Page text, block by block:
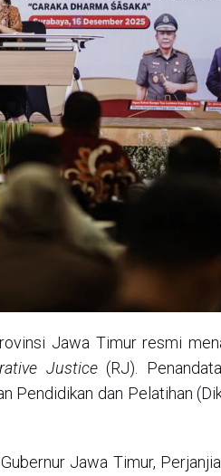
Jawa Timur resmi
Justice(RJ).
Pendidikan dan Pelatihan
Jawa Timur,